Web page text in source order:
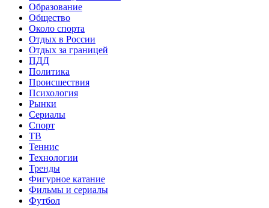
Образование
Общество
Около спорта
Отдых в России
Отдых за границей
ПДД
Политика
Происшествия
Психология
Рынки
Сериалы
Спорт
ТВ
Теннис
Технологии
Тренды
Фигурное катание
Фильмы и сериалы
Футбол